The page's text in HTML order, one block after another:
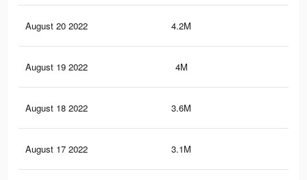
August 20 2022 4.2M
August 19 2022 4M
August 18 2022 3.6M
August 17 2022 3.1M